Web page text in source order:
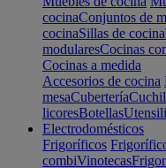
cocinaConjuntos de
cocinaSillas de cocina
modularesCocinas
Cocinas a medida
Accesorios de cocina
mesaCubertería
licoresBotellas
Electrodomésticos
Frigoríficos
combiVinotecas